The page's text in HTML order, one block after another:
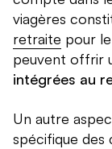
viagères
retraite pour
peuvent offrir
intégrées au
Un autre
spécifique des